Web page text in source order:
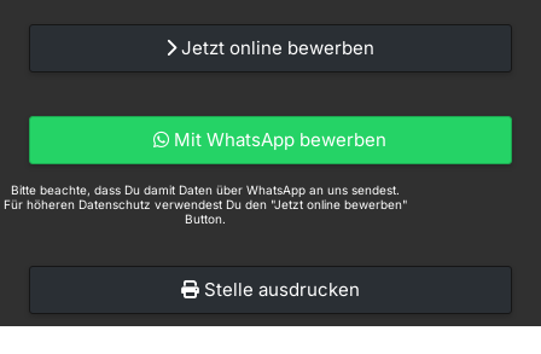
Jetzt online bewerben
Mit WhatsApp bewerben
Bitte beachte, dass Du damit Daten über WhatsApp an uns sendest.
Für höheren Datenschutz verwendest Du den "Jetzt online bewerben"
Button.
Stelle ausdrucken